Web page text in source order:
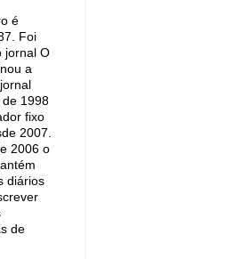
é
Foi
jornal O
a
1998
fixo
2007.
2006 o
diários
de